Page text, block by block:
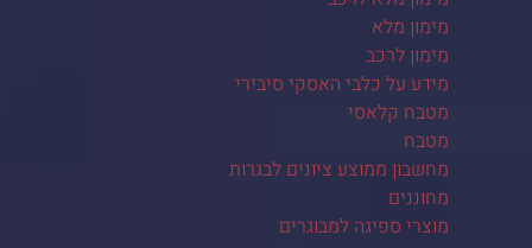
מימון מלא
מימון לרכב
מידע על כלבי האסקי סיבירי
מטבח קלאסי
מטבח
מחשבון ממוצע ציונים לבגרות
מחוננים
מוצרי ספיגה למבוגרים